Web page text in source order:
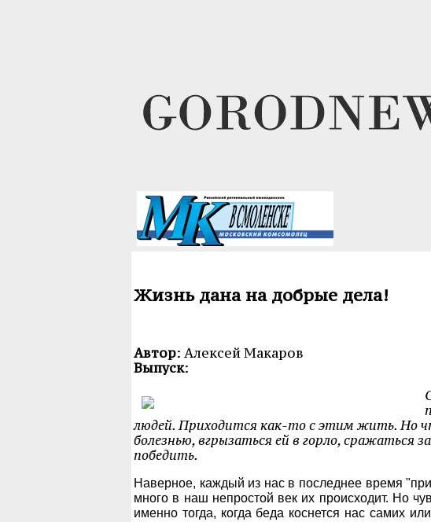
Жизнь дана на добрые дела!
Автор: Алексей Макаров
Выпуск:
людей. Приходится как-то с этим жить. Но
болезнью, вгрызаться ей в горло, сражаться
победить.
Наверное, каждый из нас в последнее время
много в наш непростой век их происходит. Но
именно тогда, когда беда коснется нас самих